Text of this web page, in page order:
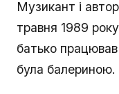
Музикант і
травня 1989
батько
була балериною.